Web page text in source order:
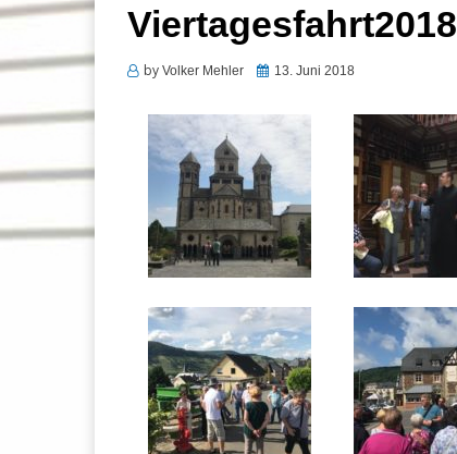
Viertagesfahrt2018
by Volker Mehler
Posted
13. Juni 2018